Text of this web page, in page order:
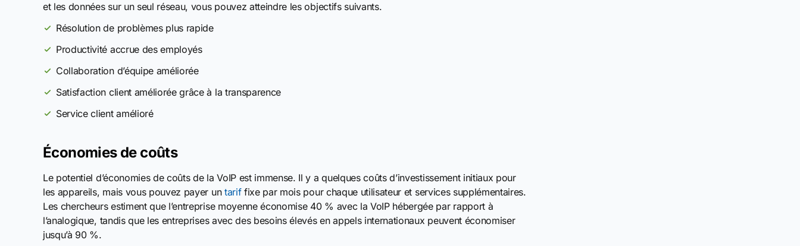
et les données sur un seul réseau, vous pouvez atteindre les objectifs suivants.
Résolution de problèmes plus rapide
Productivité accrue des employés
Collaboration d’équipe améliorée
Satisfaction client améliorée grâce à la transparence
Service client amélioré
Économies de coûts
Le potentiel d’économies de coûts de la VoIP est immense. Il y a quelques coûts d’investissement initiaux pour
les appareils, mais vous pouvez payer un tariffixe par mois pour chaque utilisateur et services supplémentaires.
Les chercheurs estiment que l’entreprise moyenne économise 40 % avec la VoIP hébergée par rapport à
l’analogique, tandis que les entreprises avec des besoins élevés en appels internationaux peuvent économiser
jusqu’à 90 %.